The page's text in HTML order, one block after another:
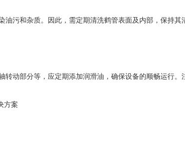
油污和杂质。因此，需定期清洗鹤管表面及内部，保持其
转动部分等，应定期添加润滑油，确保设备的顺畅运行。
方案